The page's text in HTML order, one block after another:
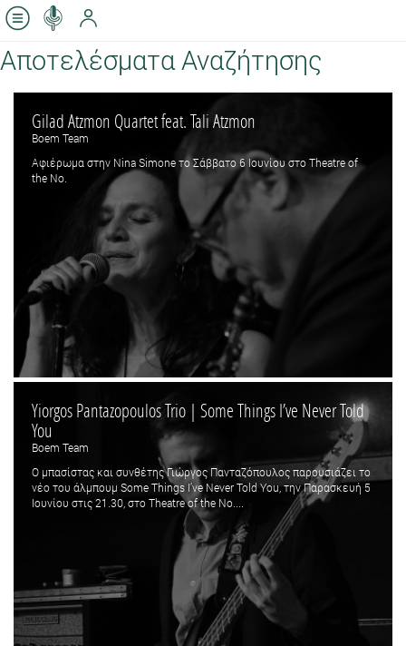
Αποτελέσματα Αναζήτησης
Gilad Atzmon Quartet feat. Tali Atzmon
Boem Team
Αφιέρωμα στην Nina Simone το Σάββατο 6 Ιουνίου στο Theatre of
the No.
Yiorgos Pantazopoulos Trio | Some Things I’ve Never Told
You
Boem Team
Ο μπασίστας και συνθέτης Γιώργος Πανταζόπουλος παρουσιάζει το
νέο του άλμπουμ Some Things I’ve Never Told You, την Παρασκευή 5
Ιουνίου στις 21.30, στο Theatre of the No....